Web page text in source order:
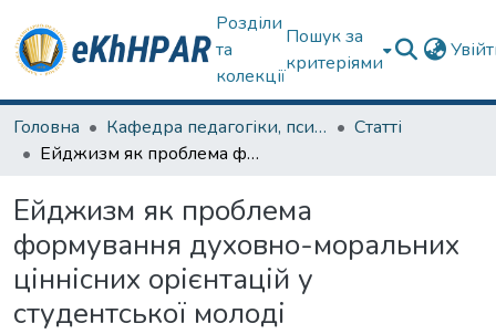
Розділи
та
колекції
Пошук за
критеріями
Головна Кафедра педагогіки, психології, початкової освіти та освітнього менеджменту
Статті
Ейджизм як проблема формування духовно-моральних ціннісних орієнтацій у студентської молоді
Ейджизм як проблема
формування духовно-моральних
ціннісних орієнтацій у
студентської молоді